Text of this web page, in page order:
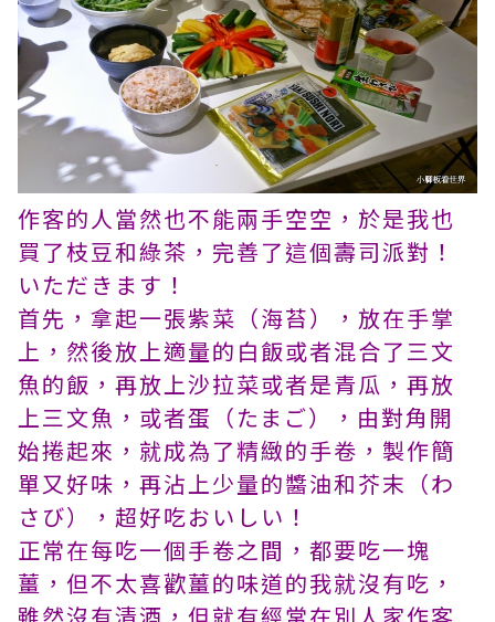
作客的人當然也不能兩手空空，於是我也
買了枝豆和綠茶，完善了這個壽司派對！
いただきます！
首先，拿起一張紫菜（海苔），放在手掌
上，然後放上適量的白飯或者混合了三文
魚的飯，再放上沙拉菜或者是青瓜，再放
上三文魚，或者蛋（たまご），由對角開
始捲起來，就成為了精緻的手卷，製作簡
單又好味，再沾上少量的醬油和芥末（わ
さび），超好吃おいしい！
正常在每吃一個手卷之間，都要吃一塊
薑，但不太喜歡薑的味道的我就沒有吃，